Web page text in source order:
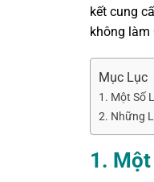
kết cung
không làm
Mục Lục
1. Một Số
2. Những
1. Một